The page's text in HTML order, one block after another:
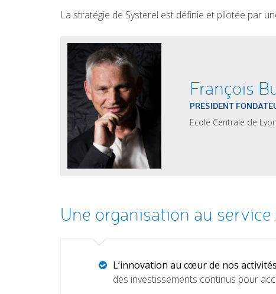
La stratégie de Systerel est définie et pilotée par
François
PRÉSIDENT
Ecole Centrale de Lyon
Une organisation au
L’innovation au cœur de nos
des investissements continus pour